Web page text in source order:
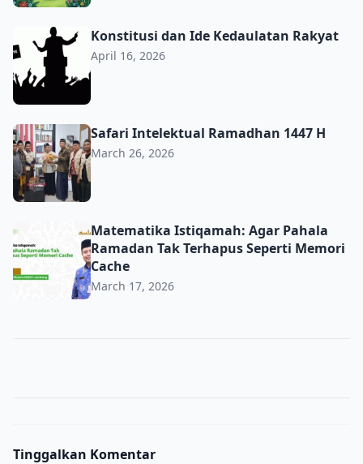
Konstitusi dan Ide Kedaulatan Rakyat
Konstitusi dan Ide Kedaulatan Rakyat
April 16, 2026
Safari Intelektual Ramadhan 1447 H
Safari Intelektual Ramadhan 1447 H
March 26, 2026
Matematika Istiqamah: Agar Pahala Ramadan Tak
Matematika Istiqamah: Agar Pahala
Ramadan Tak Terhapus Seperti Memori
Cache
March 17, 2026
Tinggalkan Komentar